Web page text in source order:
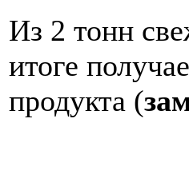
Из 2 тонн
итоге
продукта (